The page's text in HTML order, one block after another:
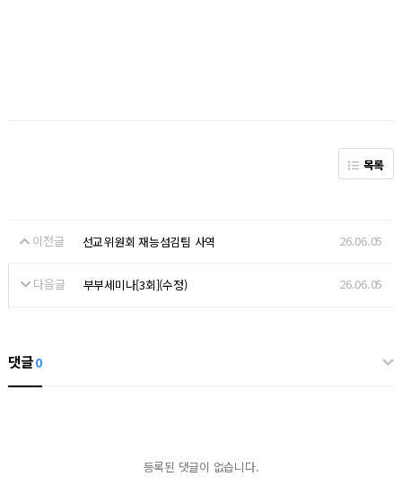
목록
이전글 선교위원회 재능섬김팀 사역 26.06.05
다음글 부부세미나[3회](수정) 26.06.05
댓글0
등록된 댓글이 없습니다.